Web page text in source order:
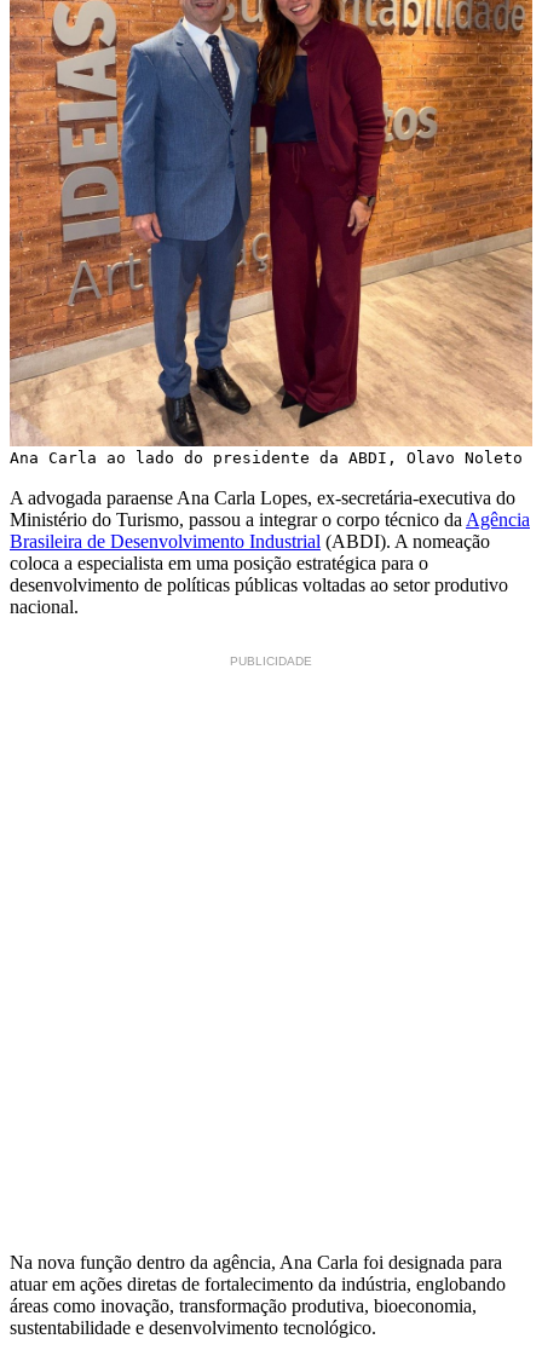
Ana Carla ao lado do presidente da ABDI, Olavo Noleto
A advogada paraense Ana Carla Lopes, ex-secretária-executiva do
Ministério do Turismo, passou a integrar o corpo técnico da Agência
Brasileira de Desenvolvimento Industrial (ABDI). A nomeação
coloca a especialista em uma posição estratégica para o
desenvolvimento de políticas públicas voltadas ao setor produtivo
nacional.
PUBLICIDADE
Na nova função dentro da agência, Ana Carla foi designada para
atuar em ações diretas de fortalecimento da indústria, englobando
áreas como inovação, transformação produtiva, bioeconomia,
sustentabilidade e desenvolvimento tecnológico.